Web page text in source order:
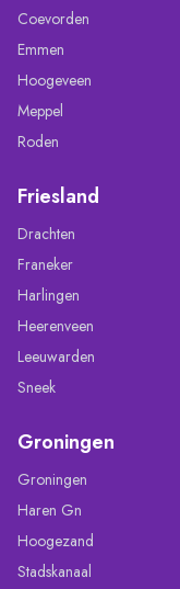
Coevorden
Emmen
Hoogeveen
Meppel
Roden
Friesland
Drachten
Franeker
Harlingen
Heerenveen
Leeuwarden
Sneek
Groningen
Groningen
Haren Gn
Hoogezand
Stadskanaal